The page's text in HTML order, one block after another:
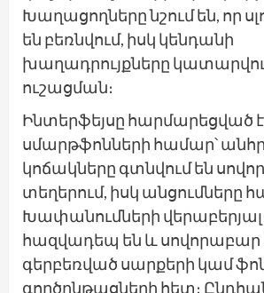
Խաղացողները նշում են, որ
են բեռնվում, իսկ կենդանի
խաղադրույքները
ուշացման։
Ինտերֆեյսը հարմարեցված է
սմարթֆոնների համար՝
կոճակները գտնվում են
տեղերում, իսկ անցումները
Խափանումների վերաբերյալ
հազվադեպ են և
գերբեռված սարքերի կամ
գործընթացների հետ։